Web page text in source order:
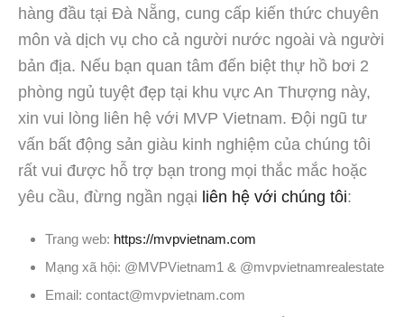
hàng đầu tại Đà Nẵng, cung cấp kiến thức chuyên
môn và dịch vụ cho cả người nước ngoài và người
bản địa. Nếu bạn quan tâm đến biệt thự hồ bơi 2
phòng ngủ tuyệt đẹp tại khu vực An Thượng này,
xin vui lòng liên hệ với MVP Vietnam. Đội ngũ tư
vấn bất động sản giàu kinh nghiệm của chúng tôi
rất vui được hỗ trợ bạn trong mọi thắc mắc hoặc
yêu cầu, đừng ngần ngại liên hệ với chúng tôi:
Trang web: https://mvpvietnam.com
Mạng xã hội: @MVPVietnam1 & @mvpvietnamrealestate
Email: contact@mvpvietnam.com